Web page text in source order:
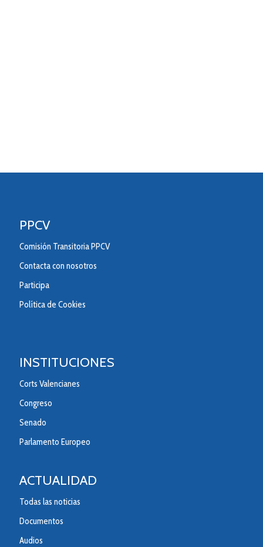
PPCV
Comisión Transitoria PPCV
Contacta con nosotros
Participa
Política de Cookies
INSTITUCIONES
Corts Valencianes
Congreso
Senado
Parlamento Europeo
ACTUALIDAD
Todas las noticias
Documentos
Audios